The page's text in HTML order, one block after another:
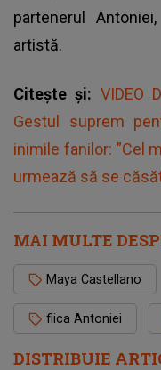
DISTRIBUIE
partenerul
artistă.
Citește și: VIDEO
Gestul suprem
inimile fanilor: ”Cel
urmează să se
MAI MULTE
Maya Castellano
fiica Antoniei